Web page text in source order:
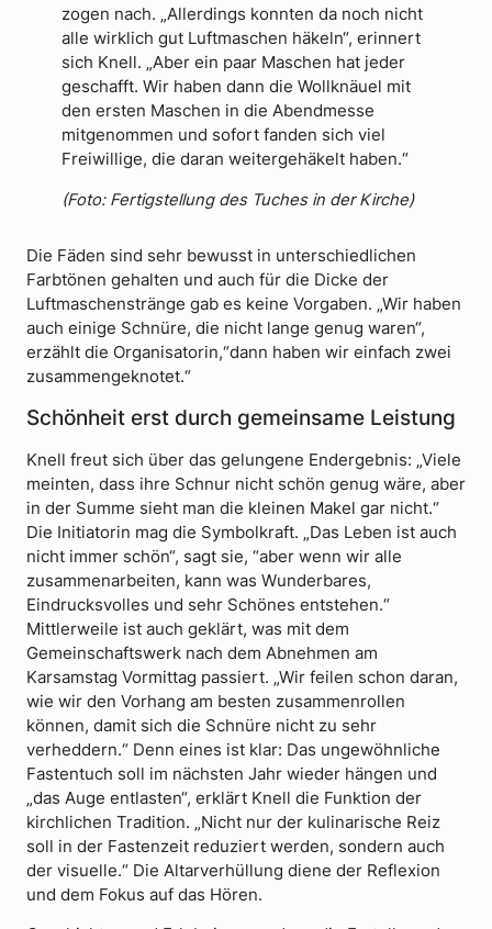
zogen nach. „Allerdings konnten da noch nicht
alle wirklich gut Luftmaschen häkeln“, erinnert
sich Knell. „Aber ein paar Maschen hat jeder
geschafft. Wir haben dann die Wollknäuel mit
den ersten Maschen in die Abendmesse
mitgenommen und sofort fanden sich viel
Freiwillige, die daran weitergehäkelt haben.“
(Foto: Fertigstellung des Tuches in der Kirche)
Die Fäden sind sehr bewusst in unterschiedlichen
Farbtönen gehalten und auch für die Dicke der
Luftmaschenstränge gab es keine Vorgaben. „Wir haben
auch einige Schnüre, die nicht lange genug waren“,
erzählt die Organisatorin,“dann haben wir einfach zwei
zusammengeknotet.“
Schönheit erst durch gemeinsame Leistung
Knell freut sich über das gelungene Endergebnis: „Viele
meinten, dass ihre Schnur nicht schön genug wäre, aber
in der Summe sieht man die kleinen Makel gar nicht.“
Die Initiatorin mag die Symbolkraft. „Das Leben ist auch
nicht immer schön“, sagt sie, “aber wenn wir alle
zusammenarbeiten, kann was Wunderbares,
Eindrucksvolles und sehr Schönes entstehen.“
Mittlerweile ist auch geklärt, was mit dem
Gemeinschaftswerk nach dem Abnehmen am
Karsamstag Vormittag passiert. „Wir feilen schon daran,
wie wir den Vorhang am besten zusammenrollen
können, damit sich die Schnüre nicht zu sehr
verheddern.“ Denn eines ist klar: Das ungewöhnliche
Fastentuch soll im nächsten Jahr wieder hängen und
„das Auge entlasten“, erklärt Knell die Funktion der
kirchlichen Tradition. „Nicht nur der kulinarische Reiz
soll in der Fastenzeit reduziert werden, sondern auch
der visuelle.“ Die Altarverhüllung diene der Reflexion
und dem Fokus auf das Hören.